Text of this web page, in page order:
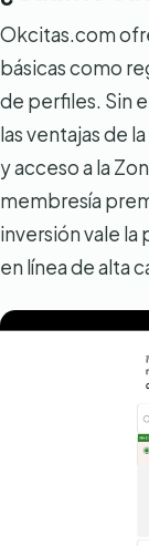
Okcitas.com
básicas como
de perfiles. Sin
las ventajas de
y acceso a la
membresía
inversión vale la
en línea de alta